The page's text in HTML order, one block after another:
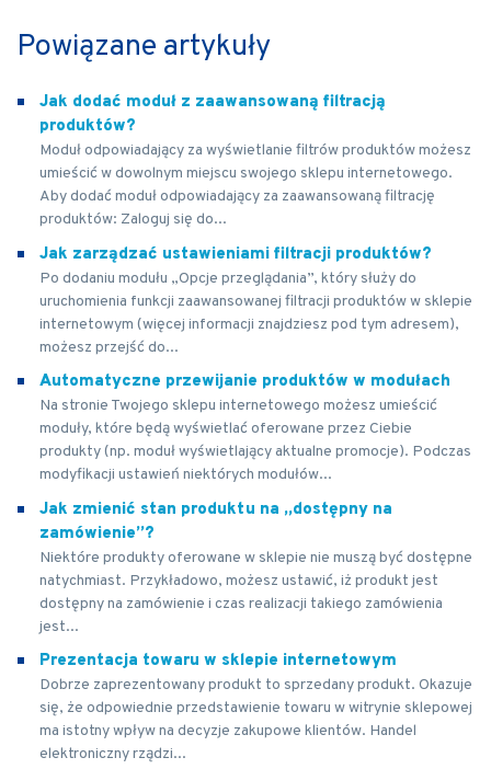
Powiązane artykuły
Jak dodać moduł z zaawansowaną filtracją
produktów?
Moduł odpowiadający za wyświetlanie filtrów produktów możesz
umieścić w dowolnym miejscu swojego sklepu internetowego.
Aby dodać moduł odpowiadający za zaawansowaną filtrację
produktów: Zaloguj się do...
Jak zarządzać ustawieniami filtracji produktów?
Po dodaniu modułu „Opcje przeglądania”, który służy do
uruchomienia funkcji zaawansowanej filtracji produktów w sklepie
internetowym (więcej informacji znajdziesz pod tym adresem),
możesz przejść do...
Automatyczne przewijanie produktów w modułach
Na stronie Twojego sklepu internetowego możesz umieścić
moduły, które będą wyświetlać oferowane przez Ciebie
produkty (np. moduł wyświetlający aktualne promocje). Podczas
modyfikacji ustawień niektórych modułów...
Jak zmienić stan produktu na „dostępny na
zamówienie”?
Niektóre produkty oferowane w sklepie nie muszą być dostępne
natychmiast. Przykładowo, możesz ustawić, iż produkt jest
dostępny na zamówienie i czas realizacji takiego zamówienia
jest...
Prezentacja towaru w sklepie internetowym
Dobrze zaprezentowany produkt to sprzedany produkt. Okazuje
się, że odpowiednie przedstawienie towaru w witrynie sklepowej
ma istotny wpływ na decyzje zakupowe klientów. Handel
elektroniczny rządzi...